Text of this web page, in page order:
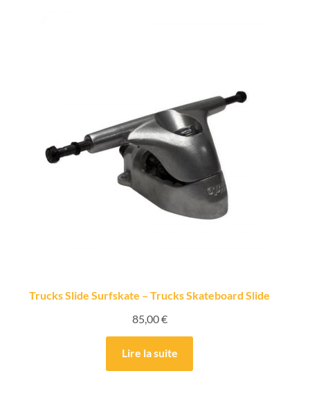
Trucks Slide Surfskate – Trucks Skateboard Slide
85,00€
Lire la suite